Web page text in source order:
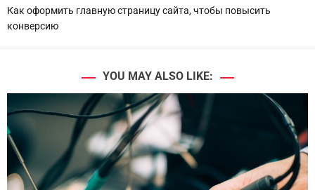
Как оформить главную страницу сайта, чтобы повысить
конверсию
YOU MAY ALSO LIKE: